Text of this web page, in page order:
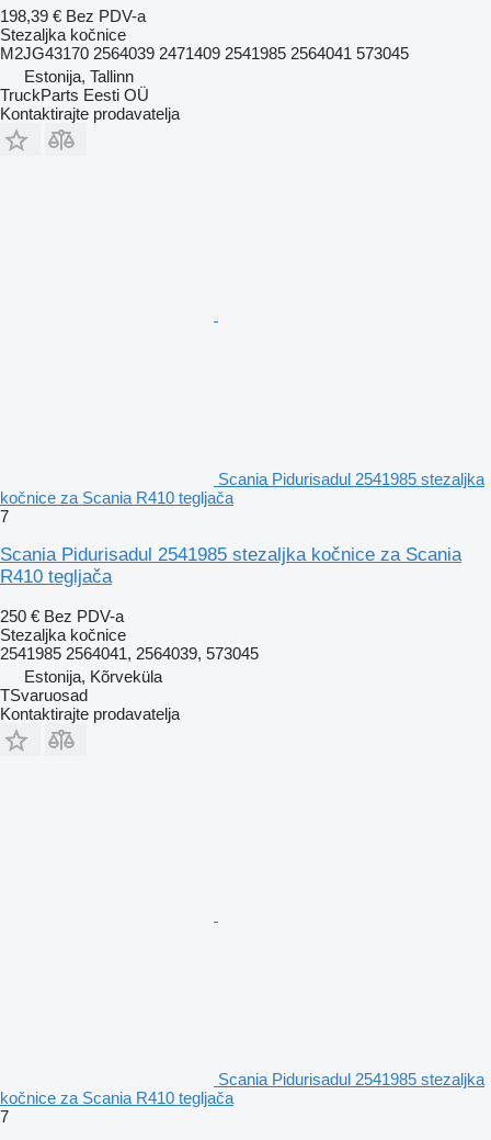
198,39 € Bez PDV-a
Stezaljkа kočnice
M2JG43170 2564039 2471409 2541985 2564041 573045
Estonija, Tallinn
TruckParts Eesti OÜ
Kontaktirajte prodavatelja
Scania Pidurisadul 2541985 stezaljkа
kočnice za Scania R410 tegljača
7
Scania Pidurisadul 2541985 stezaljka kočnice za Scania
R410 tegljača
250 € Bez PDV-a
Stezaljkа kočnice
2541985 2564041, 2564039, 573045
Estonija, Kõrveküla
TSvaruosad
Kontaktirajte prodavatelja
Scania Pidurisadul 2541985 stezaljkа
kočnice za Scania R410 tegljača
7